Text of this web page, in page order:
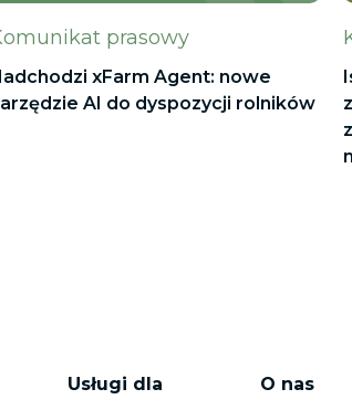
prasowy
xFarm Agent: nowe
AI do dyspozycji rolników
Usługi dla O nas